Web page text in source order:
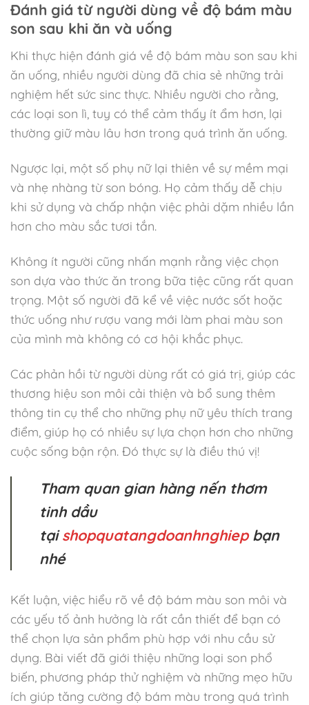
Đánh giá từ người dùng về độ bám màu
son sau khi ăn và uống
Khi thực hiện đánh giá về độ bám màu son sau khi
ăn uống, nhiều người dùng đã chia sẻ những trải
nghiệm hết sức sinc thực. Nhiều người cho rằng,
các loại son lì, tuy có thể cảm thấy ít ẩm hơn, lại
thường giữ màu lâu hơn trong quá trình ăn uống.
Ngược lại, một số phụ nữ lại thiên về sự mềm mại
và nhẹ nhàng từ son bóng. Họ cảm thấy dễ chịu
khi sử dụng và chấp nhận việc phải dặm nhiều lần
hơn cho màu sắc tươi tắn.
Không ít người cũng nhấn mạnh rằng việc chọn
son dựa vào thức ăn trong bữa tiệc cũng rất quan
trọng. Một số người đã kể về việc nước sốt hoặc
thức uống như rượu vang mới làm phai màu son
của mình mà không có cơ hội khắc phục.
Các phản hồi từ người dùng rất có giá trị, giúp các
thương hiệu son môi cải thiện và bổ sung thêm
thông tin cụ thể cho những phụ nữ yêu thích trang
điểm, giúp họ có nhiều sự lựa chọn hơn cho những
cuộc sống bận rộn. Đó thực sự là điều thú vị!
Tham quan gian hàng nến thơm
tinh dầu
tạishopquatangdoanhnghiepbạn
nhé
Kết luận, việc hiểu rõ về độ bám màu son môi và
các yếu tố ảnh hưởng là rất cần thiết để bạn có
thể chọn lựa sản phẩm phù hợp với nhu cầu sử
dụng. Bài viết đã giới thiệu những loại son phổ
biến, phương pháp thử nghiệm và những mẹo hữu
ích giúp tăng cường độ bám màu trong quá trình